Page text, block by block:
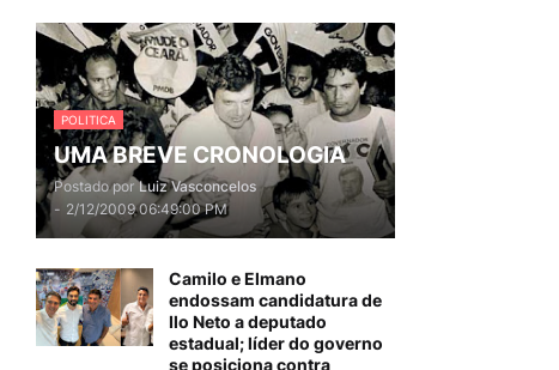
POLITICA
UMA BREVE CRONOLOGIA
Postado por Luiz Vasconcelos
- 2/12/2009 06:49:00 PM
Camilo e Elmano
endossam candidatura de
Ilo Neto a deputado
estadual; líder do governo
se posiciona contra